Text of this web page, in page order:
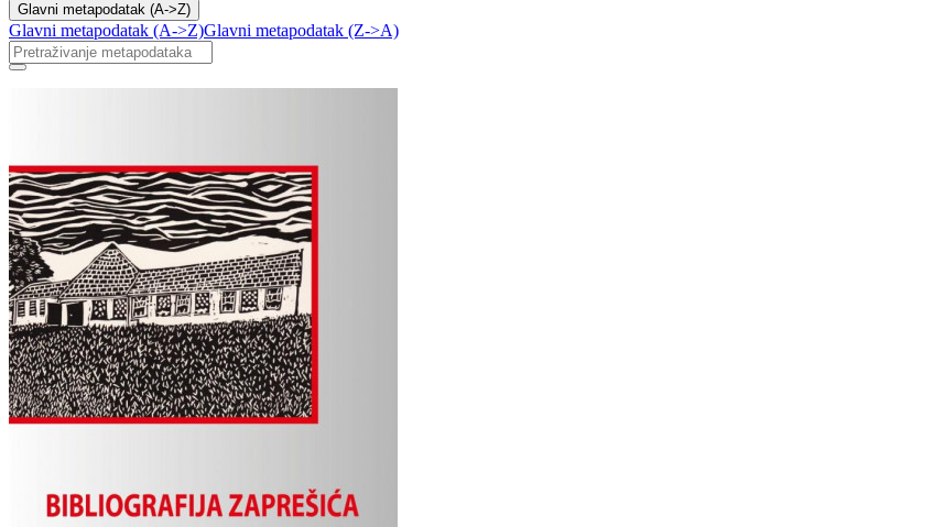
Glavni metapodatak (A->Z)
Glavni metapodatak (A->Z)Glavni metapodatak (Z->A)